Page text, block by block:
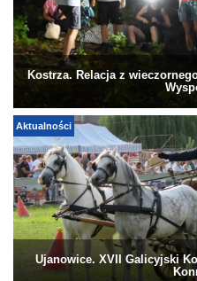
Kostrza. Relacja z
Aktualności
Ujanowice. XVII Galicyjski